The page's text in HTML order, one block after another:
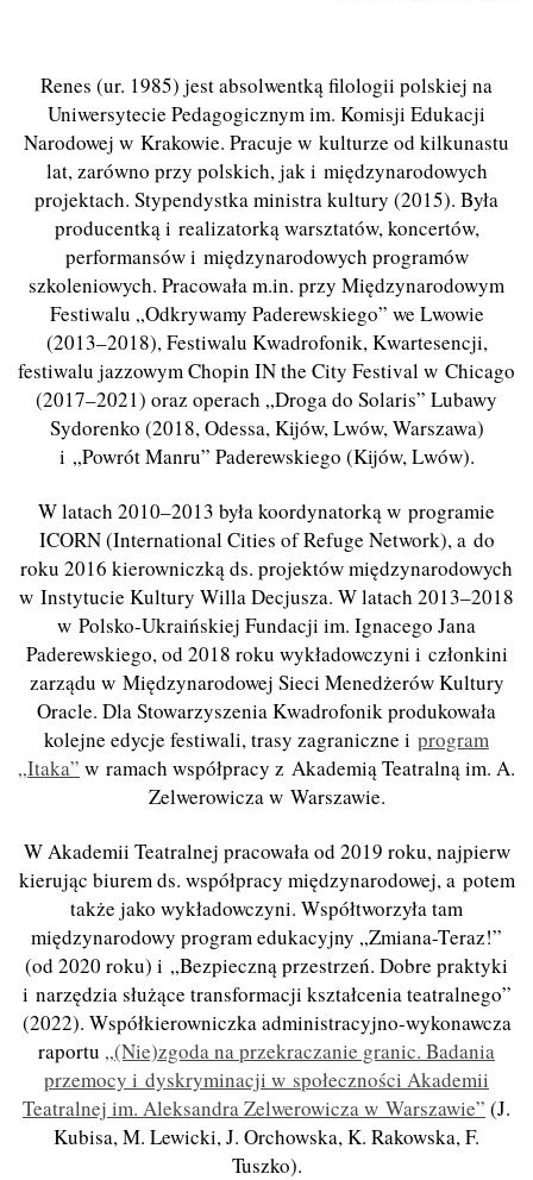
Renes (ur. 1985) jest absolwentką filologii polskiej na
Uniwersytecie Pedagogicznym im. Komisji Edukacji
Narodowej w Krakowie. Pracuje w kulturze od kilkunastu
lat, zarówno przy polskich, jak i międzynarodowych
projektach. Stypendystka ministra kultury (2015). Była
producentką i realizatorką warsztatów, koncertów,
performansów i międzynarodowych programów
szkoleniowych. Pracowała m.in. przy Międzynarodowym
Festiwalu „Odkrywamy Paderewskiego” we Lwowie
(2013–2018), Festiwalu Kwadrofonik, Kwartesencji,
festiwalu jazzowym Chopin IN the City Festival w Chicago
(2017–2021) oraz operach „Droga do Solaris” Lubawy
Sydorenko (2018, Odessa, Kijów, Lwów, Warszawa)
i „Powrót Manru” Paderewskiego (Kijów, Lwów).
W latach 2010–2013 była koordynatorką w programie
ICORN (International Cities of Refuge Network), a do
roku 2016 kierowniczką ds. projektów międzynarodowych
w Instytucie Kultury Willa Decjusza. W latach 2013–2018
w Polsko-Ukraińskiej Fundacji im. Ignacego Jana
Paderewskiego, od 2018 roku wykładowczyni i członkini
zarządu w Międzynarodowej Sieci Menedżerów Kultury
Oracle. Dla Stowarzyszenia Kwadrofonik produkowała
kolejne edycje festiwali, trasy zagraniczne i program
„Itaka” w ramach współpracy z Akademią Teatralną im. A.
Zelwerowicza w Warszawie.
W Akademii Teatralnej pracowała od 2019 roku, najpierw
kierując biurem ds. współpracy międzynarodowej, a potem
także jako wykładowczyni. Współtworzyła tam
międzynarodowy program edukacyjny „Zmiana-Teraz!”
(od 2020 roku) i „Bezpieczną przestrzeń. Dobre praktyki
i narzędzia służące transformacji kształcenia teatralnego”
(2022). Współkierowniczka administracyjno-wykonawcza
raportu „(Nie)zgoda na przekraczanie granic. Badania
przemocy i dyskryminacji w społeczności Akademii
Teatralnej im. Aleksandra Zelwerowicza w Warszawie” (J.
Kubisa, M. Lewicki, J. Orchowska, K. Rakowska, F.
Tuszko).